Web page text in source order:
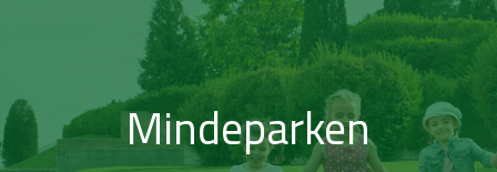
Mindeparken